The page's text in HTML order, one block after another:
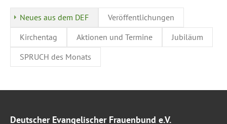
Neues aus dem DEF
Veröffentlichungen
Kirchentag
Aktionen und Termine
Jubiläum
SPRUCH des Monats
Deutscher Evangelischer Frauenbund e.V.